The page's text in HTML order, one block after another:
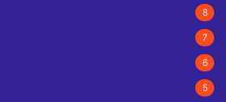
8
7
6
5